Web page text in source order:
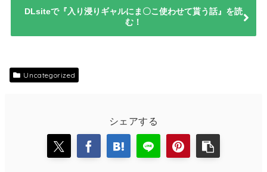
DLsiteで『入り浸りギャルにま〇こ使わせて貰う話』を読
む！
Uncategorized
シェアする